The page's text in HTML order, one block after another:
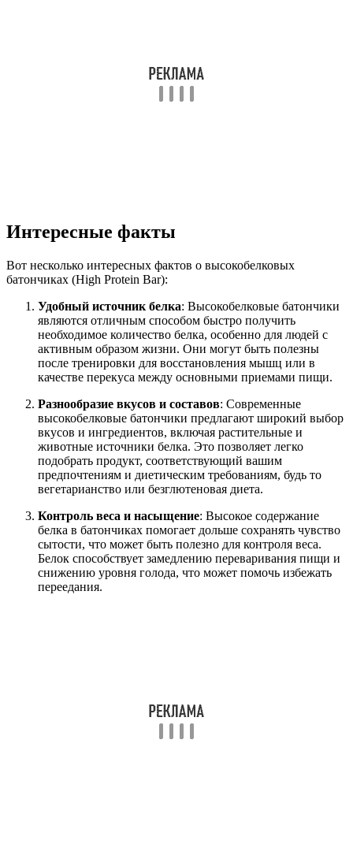
Интересные факты
Вот несколько интересных фактов о высокобелковых
батончиках (High Protein Bar):
Удобный источник белка: Высокобелковые батончики
являются отличным способом быстро получить
необходимое количество белка, особенно для людей с
активным образом жизни. Они могут быть полезны
после тренировки для восстановления мышц или в
качестве перекуса между основными приемами пищи.
Разнообразие вкусов и составов: Современные
высокобелковые батончики предлагают широкий выбор
вкусов и ингредиентов, включая растительные и
животные источники белка. Это позволяет легко
подобрать продукт, соответствующий вашим
предпочтениям и диетическим требованиям, будь то
вегетарианство или безглютеновая диета.
Контроль веса и насыщение: Высокое содержание
белка в батончиках помогает дольше сохранять чувство
сытости, что может быть полезно для контроля веса.
Белок способствует замедлению переваривания пищи и
снижению уровня голода, что может помочь избежать
переедания.